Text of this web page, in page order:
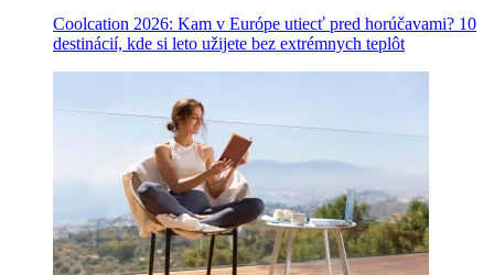
Coolcation 2026: Kam v Európe utiecť pred horúčavami? 10
destinácií, kde si leto užijete bez extrémnych teplôt